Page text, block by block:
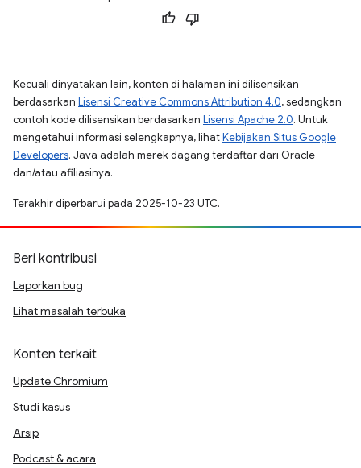
Kecuali dinyatakan lain, konten di halaman ini dilisensikan
berdasarkan Lisensi Creative Commons Attribution 4.0, sedangkan
contoh kode dilisensikan berdasarkan Lisensi Apache 2.0. Untuk
mengetahui informasi selengkapnya, lihatKebijakan Situs Google
Developers. Java adalah merek dagang terdaftar dari Oracle
dan/atau afiliasinya.
Terakhir diperbarui pada 2025-10-23 UTC.
Beri kontribusi
Laporkan bug
Lihat masalah terbuka
Konten terkait
Update Chromium
Studi kasus
Arsip
Podcast & acara